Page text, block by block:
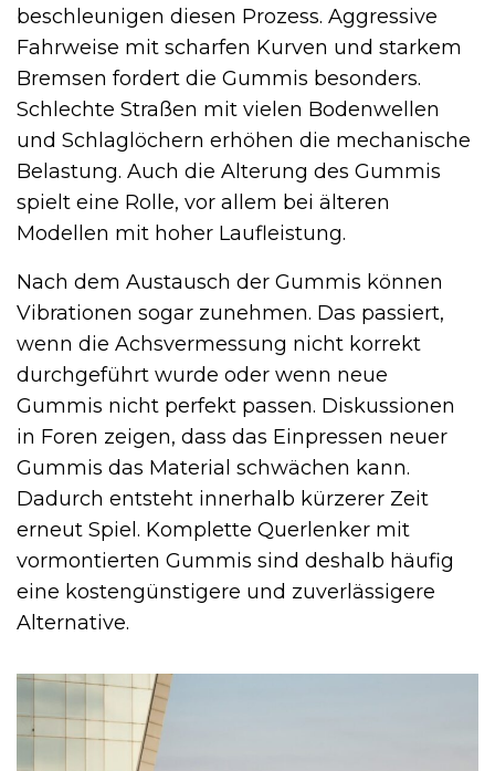
beschleunigen diesen Prozess. Aggressive
Fahrweise mit scharfen Kurven und starkem
Bremsen fordert die Gummis besonders.
Schlechte Straßen mit vielen Bodenwellen
und Schlaglöchern erhöhen die mechanische
Belastung. Auch die Alterung des Gummis
spielt eine Rolle, vor allem bei älteren
Modellen mit hoher Laufleistung.
Nach dem Austausch der Gummis können
Vibrationen sogar zunehmen. Das passiert,
wenn die Achsvermessung nicht korrekt
durchgeführt wurde oder wenn neue
Gummis nicht perfekt passen. Diskussionen
in Foren zeigen, dass das Einpressen neuer
Gummis das Material schwächen kann.
Dadurch entsteht innerhalb kürzerer Zeit
erneut Spiel. Komplette Querlenker mit
vormontierten Gummis sind deshalb häufig
eine kostengünstigere und zuverlässigere
Alternative.